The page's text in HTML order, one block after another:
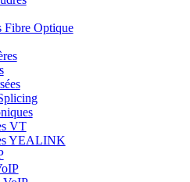
Fibre Optique
VT
YEALINK